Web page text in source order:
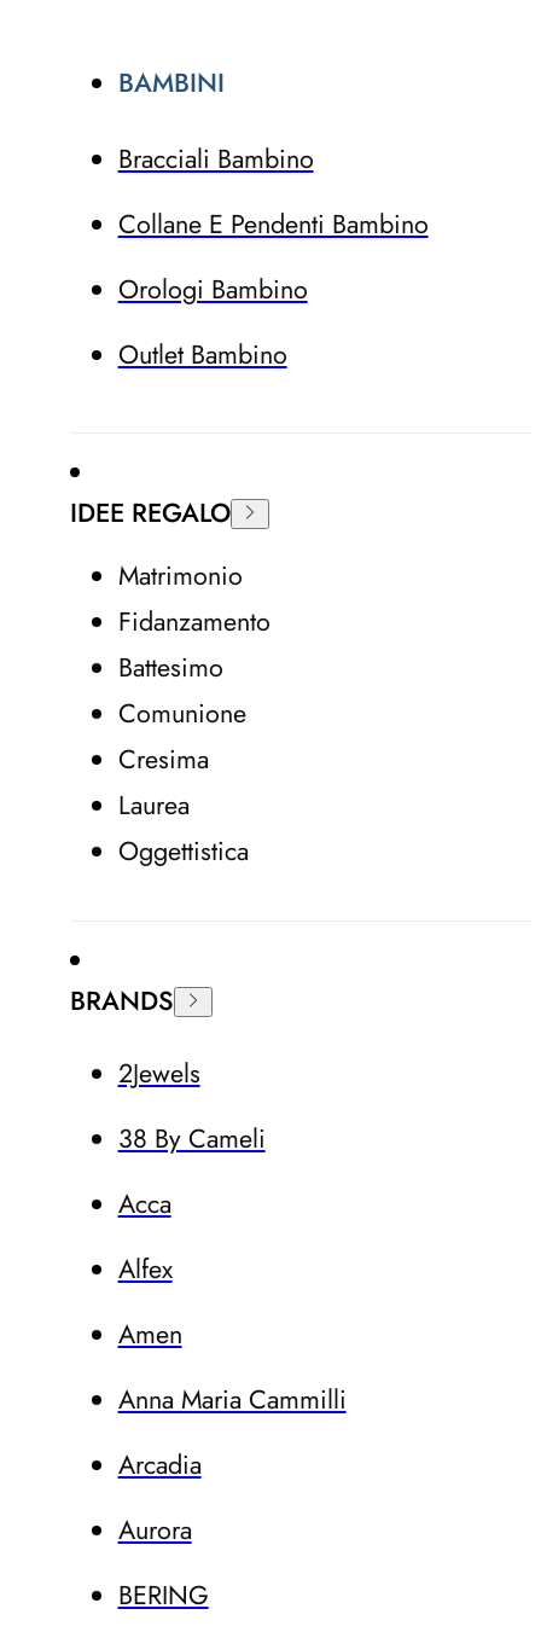
BAMBINI
Bracciali Bambino
Collane E Pendenti Bambino
Orologi Bambino
Outlet Bambino
IDEE REGALO
Matrimonio
Fidanzamento
Battesimo
Comunione
Cresima
Laurea
Oggettistica
BRANDS
2Jewels
38 By Cameli
Acca
Alfex
Amen
Anna Maria Cammilli
Arcadia
Aurora
BERING